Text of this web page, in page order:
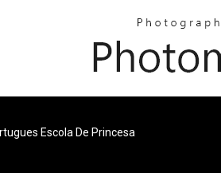
Escola De Princesa